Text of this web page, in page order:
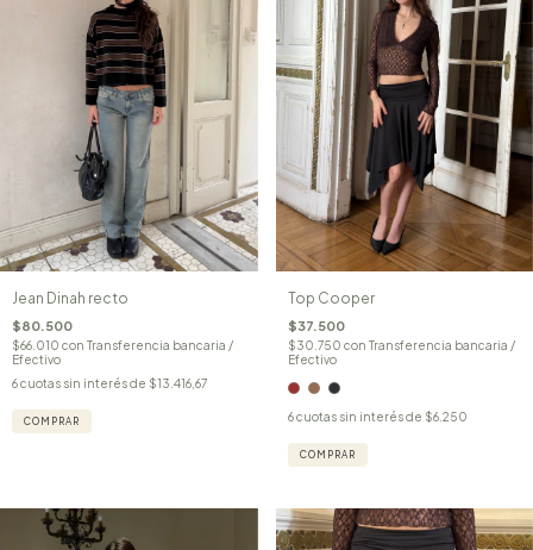
Jean Dinah recto
$80.500
$66.010 con Transferencia bancaria /
Efectivo
6cuotas sin interés de $13.416,67
COMPRAR
Top Cooper
$37.500
$30.750 con Transferencia bancaria /
Efectivo
6 cuotas sin interés de $6.250
COMPRAR